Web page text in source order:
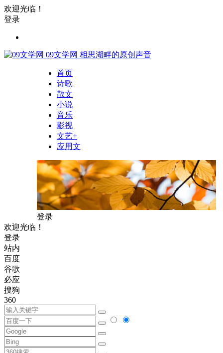
欢迎光临！
登录
09文学网 相思湖畔的原创声音
首页
诗歌
散文
小说
音乐
影视
文艺+
应用文
登录
欢迎光临！
登录
站内
百度
谷歌
必应
搜狗
360